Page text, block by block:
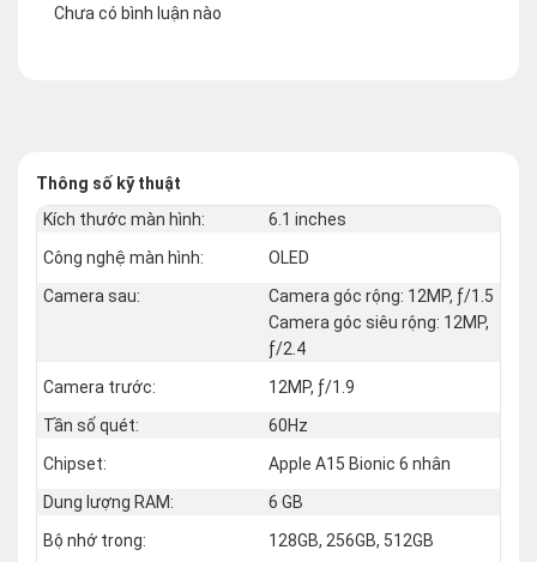
Chưa có bình luận nào
Thông số kỹ thuật
Kích thước màn hình:
6.1 inches
Công nghệ màn hình:
OLED
Camera sau:
Camera góc rộng: 12MP, ƒ/1.5
Camera góc siêu rộng: 12MP,
ƒ/2.4
Camera trước:
12MP, ƒ/1.9
Tần số quét:
60Hz
Chipset:
Apple A15 Bionic 6 nhân
Dung lượng RAM:
6 GB
Bộ nhớ trong:
128GB, 256GB, 512GB